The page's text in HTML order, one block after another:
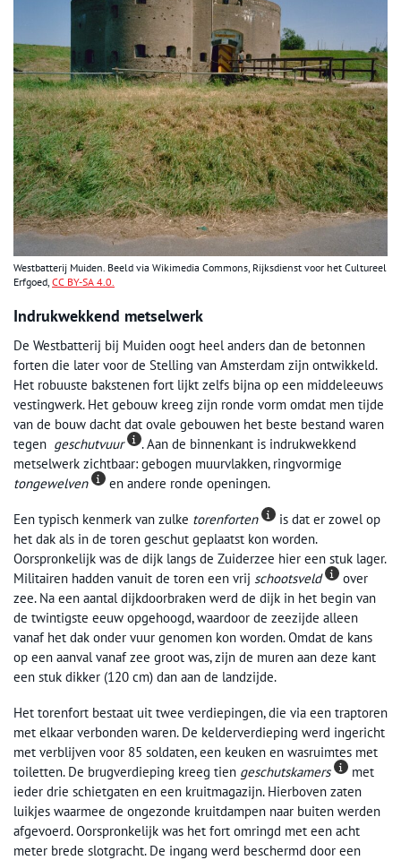
Westbatterij Muiden. Beeld via Wikimedia Commons, Rijksdienst voor het Cultureel
Erfgoed, CC BY-SA 4.0.
Indrukwekkend metselwerk
De Westbatterij bij Muiden oogt heel anders dan de betonnen
forten die later voor de Stelling van Amsterdam zijn ontwikkeld.
Het robuuste bakstenen fort lijkt zelfs bijna op een middeleeuws
vestingwerk. Het gebouw kreeg zijn ronde vorm omdat men tijde
van de bouw dacht dat ovale gebouwen het beste bestand waren
tegen geschutvuur
. Aan de binnenkant is indrukwekkend
metselwerk zichtbaar: gebogen muurvlakken, ringvormige
tongewelven
en andere ronde openingen.
Een typisch kenmerk van zulke torenforten
is dat er zowel op
het dak als in de toren geschut geplaatst kon worden.
Oorspronkelijk was de dijk langs de Zuiderzee hier een stuk lager.
Militairen hadden vanuit de toren een vrij schootsveld
over
zee. Na een aantal dijkdoorbraken werd de dijk in het begin van
de twintigste eeuw opgehoogd, waardoor de zeezijde alleen
vanaf het dak onder vuur genomen kon worden. Omdat de kans
op een aanval vanaf zee groot was, zijn de muren aan deze kant
een stuk dikker (120 cm) dan aan de landzijde.
Het torenfort bestaat uit twee verdiepingen, die via een traptoren
met elkaar verbonden waren. De kelderverdieping werd ingericht
met verblijven voor 85 soldaten, een keuken en wasruimtes met
toiletten. De brugverdieping kreeg tien geschutskamers
met
ieder drie schietgaten en een kruitmagazijn. Hierboven zaten
luikjes waarmee de ongezonde kruitdampen naar buiten werden
afgevoerd. Oorspronkelijk was het fort omringd met een acht
meter brede slotgracht. De ingang werd beschermd door een